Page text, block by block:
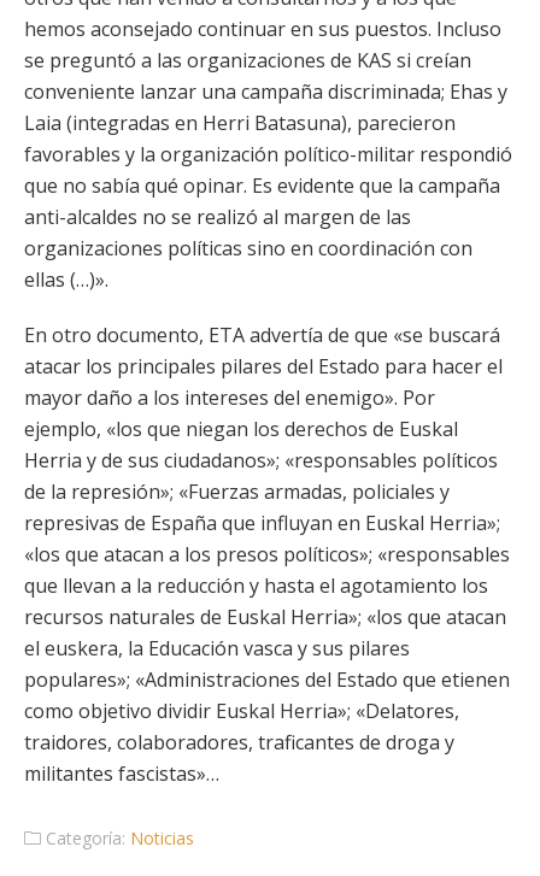
hemos aconsejado continuar en sus puestos. Incluso
se preguntó a las organizaciones de KAS si creían
conveniente lanzar una campaña discriminada; Ehas y
Laia (integradas en Herri Batasuna), parecieron
favorables y la organización político-militar respondió
que no sabía qué opinar. Es evidente que la campaña
anti-alcaldes no se realizó al margen de las
organizaciones políticas sino en coordinación con
ellas (…)».
En otro documento, ETA advertía de que «se buscará
atacar los principales pilares del Estado para hacer el
mayor daño a los intereses del enemigo». Por
ejemplo, «los que niegan los derechos de Euskal
Herria y de sus ciudadanos»; «responsables políticos
de la represión»; «Fuerzas armadas, policiales y
represivas de España que influyan en Euskal Herria»;
«los que atacan a los presos políticos»; «responsables
que llevan a la reducción y hasta el agotamiento los
recursos naturales de Euskal Herria»; «los que atacan
el euskera, la Educación vasca y sus pilares
populares»; «Administraciones del Estado que etienen
como objetivo dividir Euskal Herria»; «Delatores,
traidores, colaboradores, traficantes de droga y
militantes fascistas»…
Categoría: Noticias